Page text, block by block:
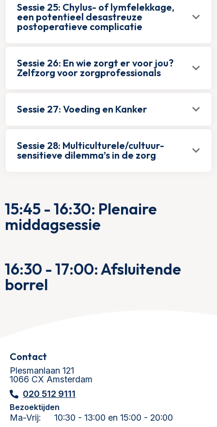
Sessie 25: Chylus- of lymfelekkage,
een potentieel desastreuze
postoperatieve complicatie
Sessie 26: En wie zorgt er voor jou?
Zelfzorg voor zorgprofessionals
Sessie 27: Voeding en Kanker
Sessie 28: Multiculturele/cultuur-
sensitieve dilemma’s in de zorg
15:45 - 16:30: Plenaire
middagsessie
16:30 - 17:00: Afsluitende
borrel
Contact
Plesmanlaan 121
1066 CX Amsterdam
020 512 9111
Bezoektijden
Ma-Vrij:
10:30 - 13:00 en 15:00 - 20:00